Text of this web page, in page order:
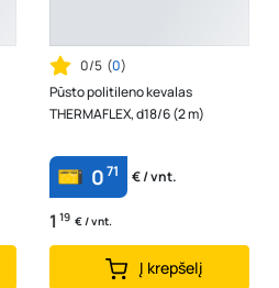
0/5 (0)
Pūsto politileno kevalas
THERMAFLEX, d18/6 (2 m)
071 € / vnt.
1 19 € / vnt.
Į krepšelį